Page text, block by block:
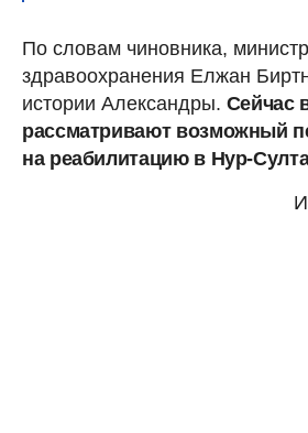
По словам чиновника, министр
здравоохранения Елжан
истории Александры. Сейчас
рассматривают возможный
на реабилитацию в Нур-